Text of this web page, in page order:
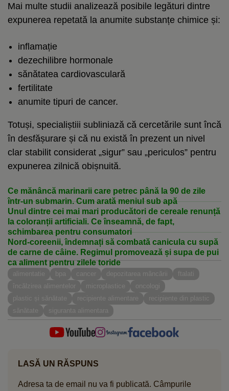
Mai multe studii analizează posibile legături dintre
expunerea repetată la anumite substanțe chimice și:
inflamație
dezechilibre hormonale
sănătatea cardiovasculară
fertilitate
anumite tipuri de cancer.
Totuși, specialiștiii subliniază că cercetările sunt încă
în desfășurare și că nu există în prezent un nivel
clar stabilit considerat „sigur” sau „periculos” pentru
expunerea zilnică obișnuită.
Ce mănâncă marinarii care petrec până la 90 de zile
într-un submarin. Cum arată meniul sub apă
Unul dintre cei mai mari producători de cereale renunță
la coloranții artificiali. Ce înseamnă, de fapt,
schimbarea pentru consumatori
Nord-coreenii, îndemnați să combată canicula cu supă
de carne de câine. Regimul promovează și supa de pui
ca aliment pentru zilele toride
alimentatie bpa cancer depozitarea mâncării
ftalati
încălzirea alimentelor
microplastice
oncologi
plastic și sănătate
recipiente alimentare
recipiente din plastic
sănătate
siguranta alimentara
LASĂ UN RĂSPUNS
Adresa ta de email nu va fi publicată. Câmpurile